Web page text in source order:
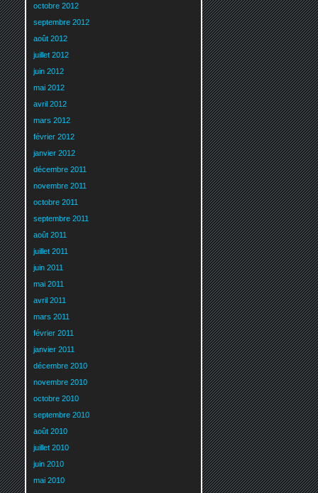
octobre 2012
septembre 2012
août 2012
juillet 2012
juin 2012
mai 2012
avril 2012
mars 2012
février 2012
janvier 2012
décembre 2011
novembre 2011
octobre 2011
septembre 2011
août 2011
juillet 2011
juin 2011
mai 2011
avril 2011
mars 2011
février 2011
janvier 2011
décembre 2010
novembre 2010
octobre 2010
septembre 2010
août 2010
juillet 2010
juin 2010
mai 2010